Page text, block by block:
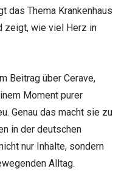
das Thema Krankenhaus
zeigt, wie viel Herz in
Beitrag über Cerave,
Moment purer
Genau das macht sie zu
in der deutschen
nur Inhalte, sondern
Alltag.